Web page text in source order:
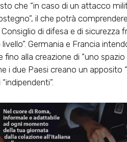
che “in caso di un attacco
il che potrà
di difesa e di sicurezza
Germania e Francia
alla creazione di “uno
due Paesi creano un apposito